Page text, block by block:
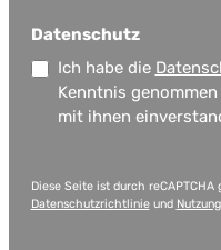
Datenschutz
Ich habe die
Kenntnis
mit ihnen
Diese Seite ist durch
Datenschutzrichtlinieund